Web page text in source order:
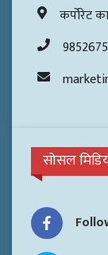
कर्पोरेट
सोसल